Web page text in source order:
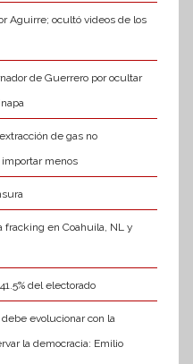
Aguirre; ocultó videos de los
de Guerrero por ocultar
de gas no
menos
fracking en Coahuila, NL y
del electorado
evolucionar con la
la democracia: Emilio